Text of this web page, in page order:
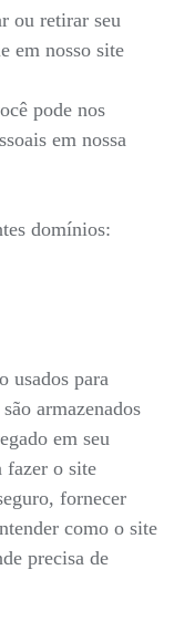
ou retirar seu
em nosso site
pode nos
em nossa
domínios:
usados para
armazenados
em seu
fazer o site
fornecer
como o site
precisa de